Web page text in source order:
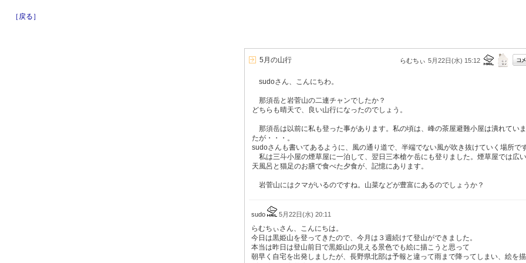
［戻る］
5月の山行 らむちぃ 5月22日(水) 15:12
sudoさん、こんにちわ。
那須岳と岩菅山の二連チャンでしたか？
どちらも晴天で、良い山行になったのでしょう。
那須岳は以前に私も登った事があります。私の頃は、峰の茶屋避難小屋は潰れてい
たが・・・。
sudoさんも書いてあるように、風の通り道で、半端でない風が吹き抜けていく場所です
私は三斗小屋の煙草屋に一泊して、翌日三本槍ケ岳にも登りました。煙草屋では広
天風呂と猫足のお膳で食べた夕食が、記憶にあります。
岩菅山にはクマがいるのですね。山菜などが豊富にあるのでしょうか？
sudo 5月22日(水) 20:11
らむちぃさん、こんにちは。
今日は黒姫山を登ってきたので、今月は３週続けて登山ができました。
本当は昨日は登山前日で黒姫山の見える景色でも絵に描こうと思って
朝早く自宅を出発しましたが、長野県北部は予報と違って雨まで降ってしまい、絵を描